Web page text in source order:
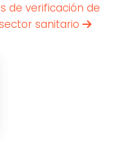
de verificación de
sanitario